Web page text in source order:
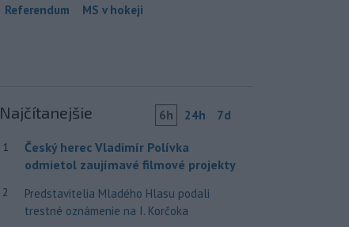
Referendum MS v hokeji
Najčítanejšie 6h 24h 7d
1
Český herec Vladimír Polívka
odmietol zaujímavé filmové projekty
2
Predstavitelia Mladého Hlasu podali
trestné oznámenie na I. Korčoka